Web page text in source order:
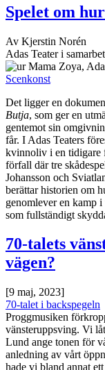
Spelet om
Av Kjerstin Norén
Adas Teater i
Scenkonst
Det ligger en
Butja, som ger en
gentemot sin
får. I Adas Teaters
kvinnoliv i en tidigare
förfall där tre
Johansson och
berättar historien om
genomlever en kamp
som fullständigt
70-talets
vägen?
[9 maj, 2023]
70-talet i backspegeln
Proggmusiken
vänsteruppsving. Vi
Lund ange tonen för
anledning av vårt
hade vi bland annat